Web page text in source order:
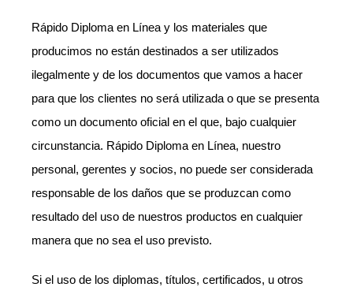
Rápido Diploma en Línea y los materiales que
producimos no están destinados a ser utilizados
ilegalmente y de los documentos que vamos a hacer
para que los clientes no será utilizada o que se presenta
como un documento oficial en el que, bajo cualquier
circunstancia. Rápido Diploma en Línea, nuestro
personal, gerentes y socios, no puede ser considerada
responsable de los daños que se produzcan como
resultado del uso de nuestros productos en cualquier
manera que no sea el uso previsto.
Si el uso de los diplomas, títulos, certificados, u otros